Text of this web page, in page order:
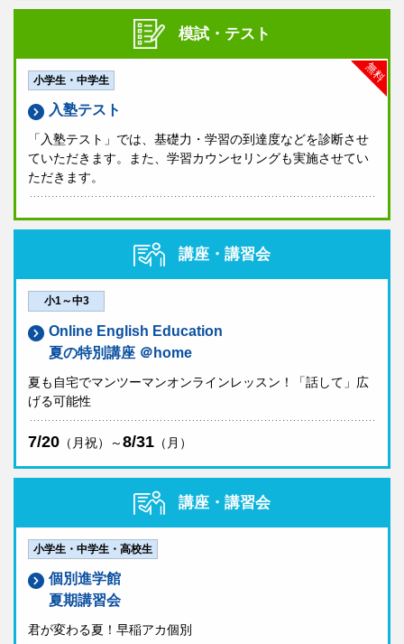
模試・テスト
無料
小学生・中学生
入塾テスト
「入塾テスト」では、基礎力・学習の到達度などを診断させ
ていただきます。また、学習カウンセリングも実施させてい
ただきます。
講座・講習会
小1～中3
Online English Education
夏の特別講座 ＠home
夏も自宅でマンツーマンオンラインレッスン！「話して」広
げる可能性
7/20 （月祝）～8/31 （月）
講座・講習会
小学生・中学生・高校生
個別進学館
夏期講習会
君が変わる夏！早稲アカ個別